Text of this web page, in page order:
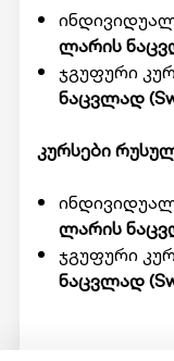
ლარის
ჯგუფური
ნაცვლად
კურსები
ლარის
ჯგუფური
ნაცვლად